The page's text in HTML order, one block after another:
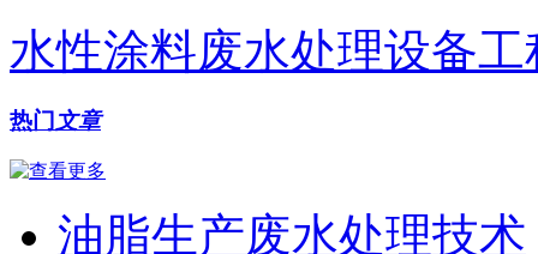
水性涂料废水处理设备
热门 文章
油脂生产废水处理技术